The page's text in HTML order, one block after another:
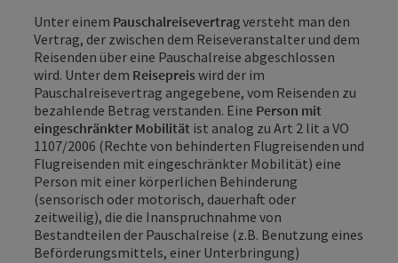
Unter einem Pauschalreisevertragversteht man den
Vertrag, der zwischen dem Reiseveranstalter und dem
Reisenden über eine Pauschalreise abgeschlossen
wird. Unter dem Reisepreiswird der im
Pauschalreisevertrag angegebene, vom Reisenden zu
bezahlende Betrag verstanden. Eine Person mit
eingeschränkter Mobilität ist analog zu Art 2 lit a VO
1107/2006 (Rechte von behinderten Flugreisenden und
Flugreisenden mit eingeschränkter Mobilität) eine
Person mit einer körperlichen Behinderung
(sensorisch oder motorisch, dauerhaft oder
zeitweilig), die die Inanspruchnahme von
Bestandteilen der Pauschalreise (z.B. Benutzung eines
Beförderungsmittels, einer Unterbringung)